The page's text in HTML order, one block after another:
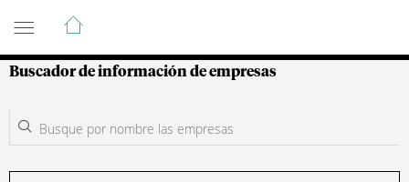
Guía de Empresas Colombianas
Buscador de información de empresas